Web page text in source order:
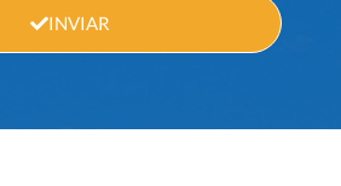
INVIAR